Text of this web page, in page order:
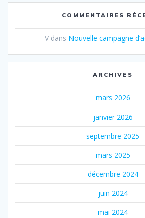
COMMENTAIRES
V dans Nouvelle campagne
ARCHIVES
mars 2026
janvier 2026
septembre 2025
mars 2025
décembre 2024
juin 2024
mai 2024